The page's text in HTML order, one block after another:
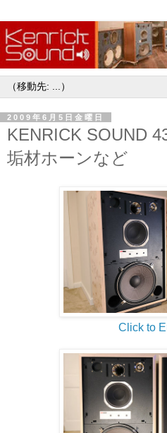
2009年6月5日金曜日
KENRICK SOUND
垢材ホーンなど
Click to